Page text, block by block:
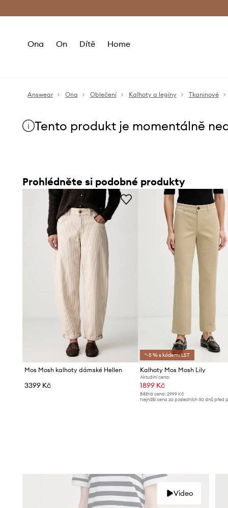
Doručení a
Ona On Dítě Home
Answear Ona Oblečení Kalhoty a legíny Tkaninové
Tento produkt je momentálně
Prohlédněte si podobné produkty
Mos Mosh kalhoty dámské Hellen
3399 Kč
*-5 % s kódem: LST
Kalhoty Mos Mosh Lily
Aktuální cena:
1899 Kč
Běžná cena:2999 Kč
Nejnižší cena za posledních 30 dnů před
Video